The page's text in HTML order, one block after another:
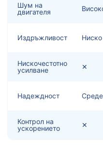
Шум на
двигателя
Издръжливост Ниско
Нискочестотно
усилване
✕
Надеждност
Контрол на
ускорението
✕